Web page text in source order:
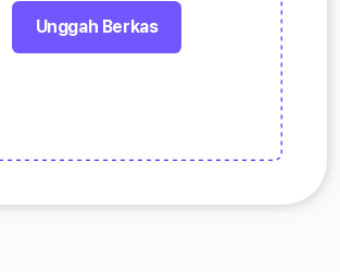
Unggah Berkas